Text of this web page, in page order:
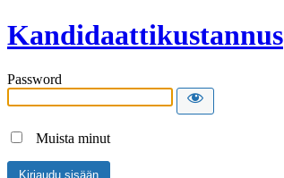
Kandidaattikustannus
Password
Muista minut